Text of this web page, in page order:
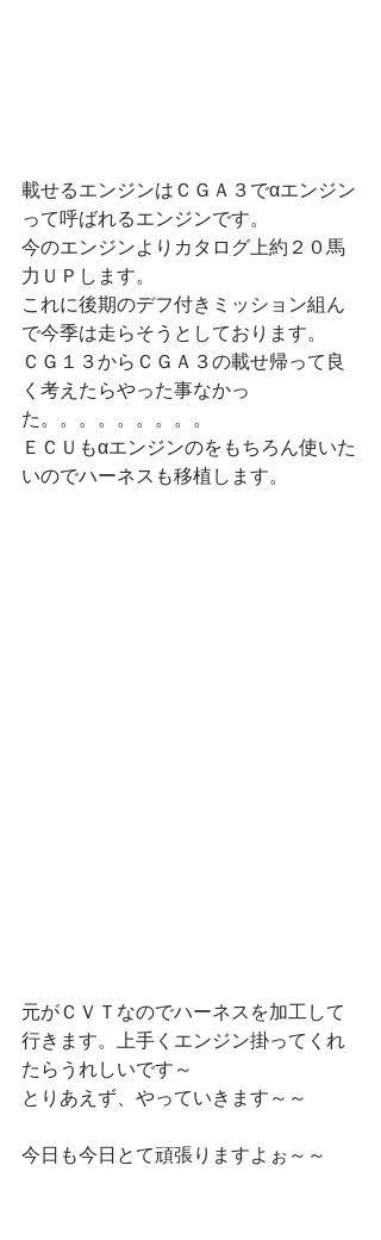
載せるエンジンはＣＧＡ３でαエンジン
って呼ばれるエンジンです。
今のエンジンよりカタログ上約２０馬
力ＵＰします。
これに後期のデフ付きミッション組ん
で今季は走らそうとしております。
ＣＧ１３からＣＧＡ３の載せ帰って良
く考えたらやった事なかっ
た。。。。。。。。。
ＥＣＵもαエンジンのをもちろん使いた
いのでハーネスも移植します。
元がＣＶＴなのでハーネスを加工して
行きます。上手くエンジン掛ってくれ
たらうれしいです～
とりあえず、やっていきます～～
今日も今日とて頑張りますよぉ～～